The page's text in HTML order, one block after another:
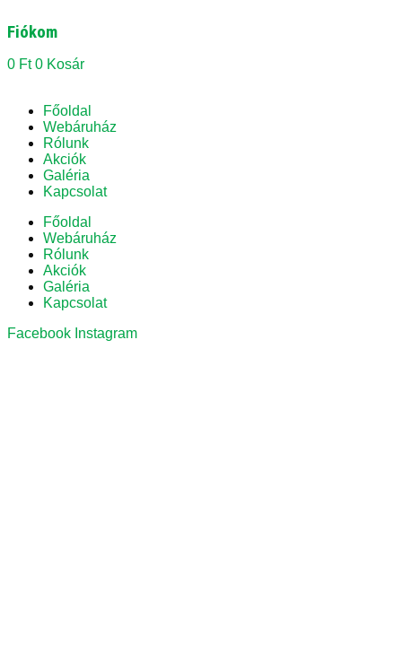
Fiókom
0 Ft 0 Kosár
Főoldal
Webáruház
Rólunk
Akciók
Galéria
Kapcsolat
Főoldal
Webáruház
Rólunk
Akciók
Galéria
Kapcsolat
Facebook Instagram